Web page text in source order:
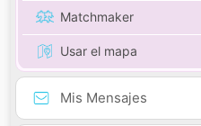
Matchmaker
Usar el mapa
Mis Mensajes